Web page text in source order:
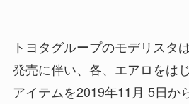
トヨタグループのモデリスタ
発売に伴い、各、エアロをは
アイテムを2019年11月 5日か